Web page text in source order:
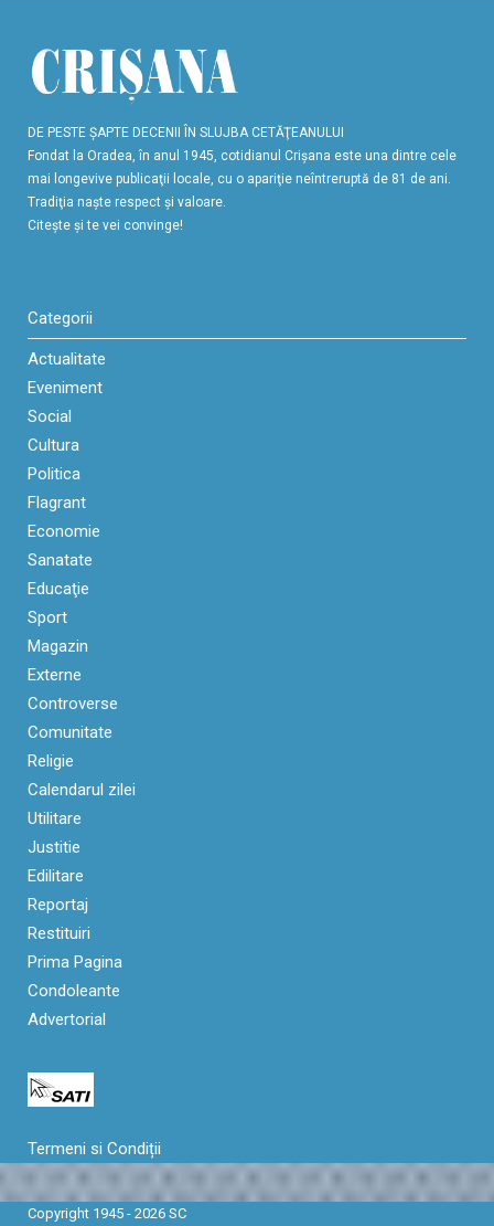
DE PESTE ŞAPTE DECENII ÎN SLUJBA CETĂŢEANULUI
Fondat la Oradea, în anul 1945, cotidianul Crişana este una dintre cele
mai longevive publicaţii locale, cu o apariţie neîntreruptă de 81 de ani.
Tradiţia naşte respect şi valoare.
Citeşte şi te vei convinge!
Categorii
Actualitate
Eveniment
Social
Cultura
Politica
Flagrant
Economie
Sanatate
Educaţie
Sport
Magazin
Externe
Controverse
Comunitate
Religie
Calendarul zilei
Utilitare
Justitie
Edilitare
Reportaj
Restituiri
Prima Pagina
Condoleante
Advertorial
Termeni si Condiții
Copyright 1945 - 2026 SC